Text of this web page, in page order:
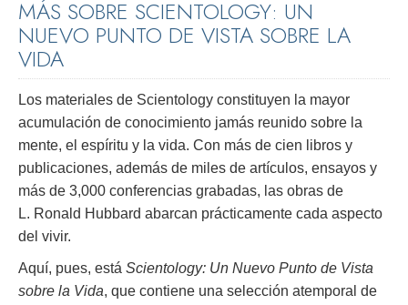
MÁS SOBRE SCIENTOLOGY: UN
NUEVO PUNTO DE VISTA SOBRE LA
VIDA
Los materiales de Scientology constituyen la mayor
acumulación de conocimiento jamás reunido sobre la
mente, el espíritu y la vida. Con más de cien libros y
publicaciones, además de miles de artículos, ensayos y
más de 3,000 conferencias grabadas, las obras de
L. Ronald Hubbard abarcan prácticamente cada aspecto
del vivir.
Aquí, pues, está Scientology: Un Nuevo Punto de Vista
sobre la Vida, que contiene una selección atemporal de